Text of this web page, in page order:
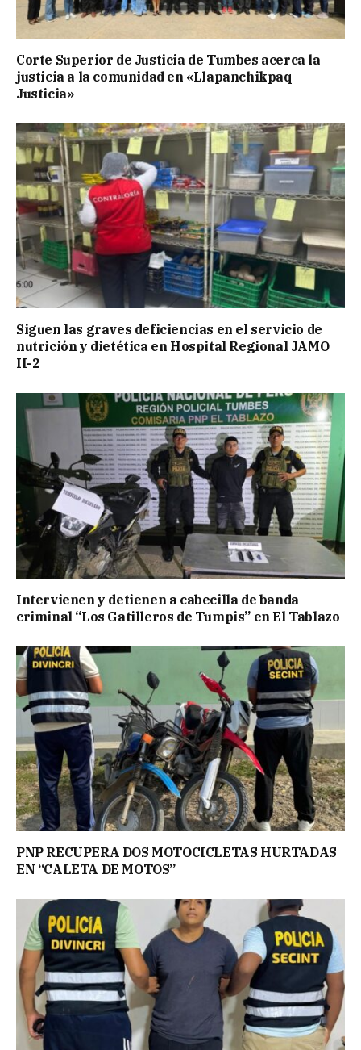
Corte Superior de Justicia de Tumbes acerca la
justicia a la comunidad en «Llapanchikpaq
Justicia»
Siguen las graves deficiencias en el servicio de
nutrición y dietética en Hospital Regional JAMO
II-2
Intervienen y detienen a cabecilla de banda
criminal “Los Gatilleros de Tumpis” en El Tablazo
PNP RECUPERA DOS MOTOCICLETAS HURTADAS
EN “CALETA DE MOTOS”